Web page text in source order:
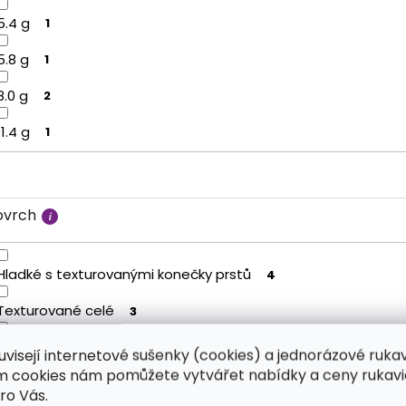
internetové sušenky (cookies) a jednorázové
cookies nám pomůžete vytvářet nabídky a ceny
Vás.
g 1
g 1
g 2
g 1
s texturovanými konečky prstů 4
celé 3
povrch 2